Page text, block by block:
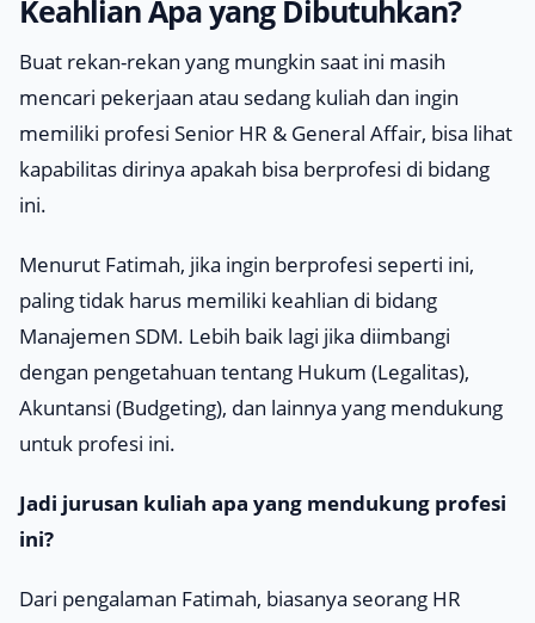
Keahlian Apa yang Dibutuhkan?
Buat rekan-rekan yang mungkin saat ini masih
mencari pekerjaan atau sedang kuliah dan ingin
memiliki profesi Senior HR & General Affair, bisa lihat
kapabilitas dirinya apakah bisa berprofesi di bidang
ini.
Menurut Fatimah, jika ingin berprofesi seperti ini,
paling tidak harus memiliki keahlian di bidang
Manajemen SDM. Lebih baik lagi jika diimbangi
dengan pengetahuan tentang Hukum (Legalitas),
Akuntansi (Budgeting), dan lainnya yang mendukung
untuk profesi ini.
Jadi jurusan kuliah apa yang mendukung profesi
ini?
Dari pengalaman Fatimah, biasanya seorang HR